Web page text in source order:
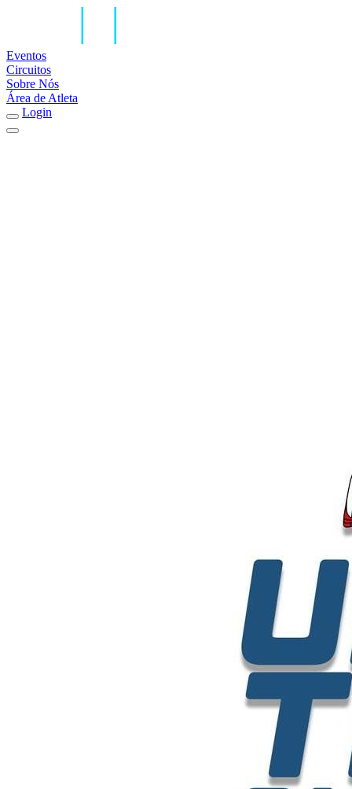
Eventos
Circuitos
Sobre Nós
Área de Atleta
Login